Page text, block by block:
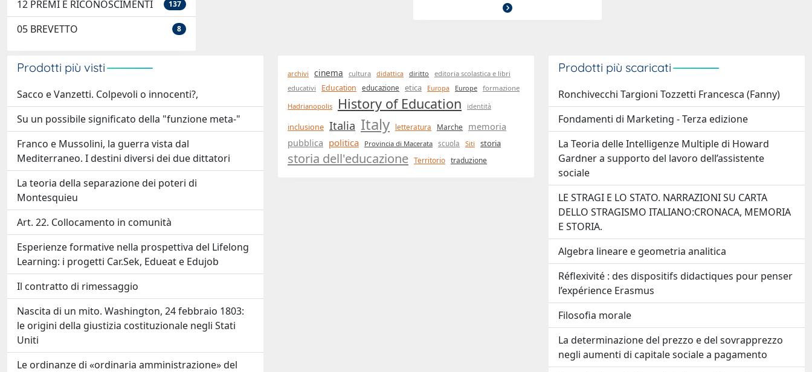
12 PREMI E RICONOSCIMENTI 137
05 BREVETTO 8
Prodotti più visti
Sacco e Vanzetti. Colpevoli o innocenti?,
Su un possibile significato della "funzione meta-"
Franco e Mussolini, la guerra vista dal
Mediterraneo. I destini diversi dei due dittatori
La teoria della separazione dei poteri di
Montesquieu
Art. 22. Collocamento in comunità
Esperienze formative nella prospettiva del Lifelong
Learning: i progetti Car.Sek, Edueat e Edujob
Il contratto di rimessaggio
Nascita di un mito. Washington, 24 febbraio 1803:
le origini della giustizia costituzionale negli Stati
Uniti
Le ordinanze di «ordinaria amministrazione» del
archivi cinema cultura didattica diritto
editoria scolastica e libri
educativi
Education educazione etica Europa Europe formazione
Hadrianopolis
History of Education identità
inclusione Italia Italy letteratura Marche
memoria
pubblica politica Provincia di Macerata scuola Siti storia
storia dell'educazione Territorio traduzione
Prodotti più scaricati
Ronchivecchi Targioni Tozzetti Francesca (Fanny)
Fondamenti di Marketing - Terza edizione
La Teoria delle Intelligenze Multiple di Howard
Gardner a supporto del lavoro dell’assistente
sociale
LE STRAGI E LO STATO. NARRAZIONI SU CARTA
DELLO STRAGISMO ITALIANO:CRONACA, MEMORIA
E STORIA.
Algebra lineare e geometria analitica
Réflexivité : des dispositifs didactiques pour penser
l’expérience Erasmus
Filosofia morale
La determinazione del prezzo e del sovrapprezzo
negli aumenti di capitale sociale a pagamento